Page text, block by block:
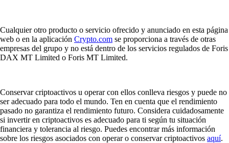
Cualquier otro producto o servicio ofrecido y anunciado en esta página
web o en la aplicación Crypto.com se proporciona a través de otras
empresas del grupo y no está dentro de los servicios regulados de Foris
DAX MT Limited o Foris MT Limited.
Conservar criptoactivos u operar con ellos conlleva riesgos y puede no
ser adecuado para todo el mundo. Ten en cuenta que el rendimiento
pasado no garantiza el rendimiento futuro. Considera cuidadosamente
si invertir en criptoactivos es adecuado para ti según tu situación
financiera y tolerancia al riesgo. Puedes encontrar más información
sobre los riesgos asociados con operar o conservar criptoactivos aquí.